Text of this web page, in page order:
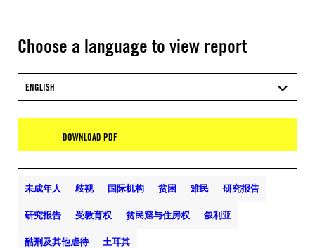
Choose a language to view report
ENGLISH
DOWNLOAD PDF
未成年人 歧视 国际机构 贫困 难民 研究报告
研究报告 受教育权 贫民窟与住房权 叙利亚
酷刑及其他虐待 土耳其